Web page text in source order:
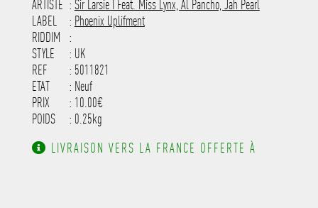
-----------------------------------------
---------------------
ARTISTE : Sir Larsie I Feat. Miss Lynx, Al Pancho, Jah Pearl
LABEL
: Phoenix Uplifment
RIDDIM
:
STYLE
: UK
REF
: 5011821
ETAT
: Neuf
PRIX
: 10.00€
POIDS
: 0.25kg
LIVRAISON VERS LA FRANCE OFFERTE À